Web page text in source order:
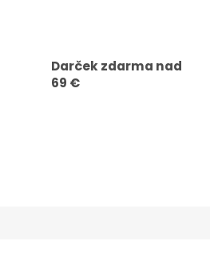
Darček zdarma nad
69 €